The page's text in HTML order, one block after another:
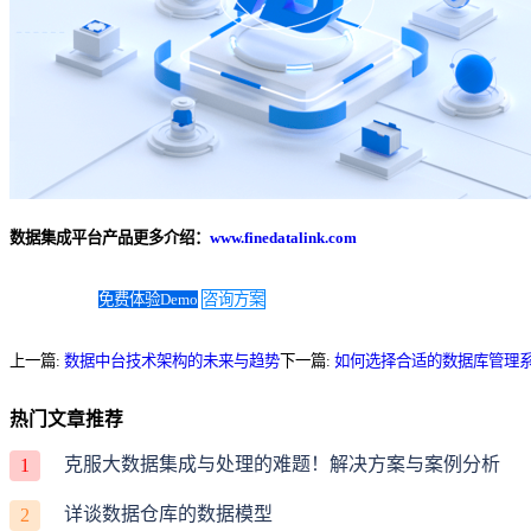
数据集成平台产品更多介绍： www.finedatalink.com
免费体验Demo 咨询方案
上一篇: 数据中台技术架构的未来与趋势 下一篇: 如何选择合适的数据库管理
热门文章推荐
1 克服大数据集成与处理的难题！解决方案与案例分析
2 详谈数据仓库的数据模型